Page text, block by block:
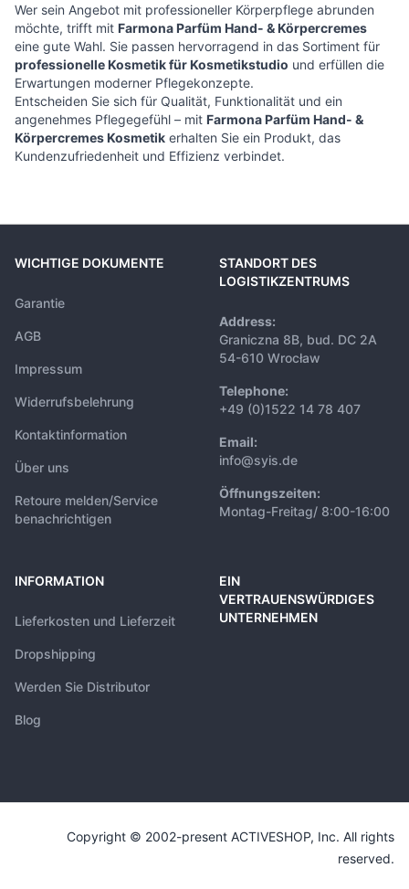
Wer sein Angebot mit professioneller Körperpflege abrunden
möchte, trifft mit Farmona Parfüm Hand- & Körpercremes
eine gute Wahl. Sie passen hervorragend in das Sortiment für
professionelle Kosmetik für Kosmetikstudio und erfüllen die
Erwartungen moderner Pflegekonzepte.
Entscheiden Sie sich für Qualität, Funktionalität und ein
angenehmes Pflegegefühl – mit Farmona Parfüm Hand- &
Körpercremes Kosmetik erhalten Sie ein Produkt, das
Kundenzufriedenheit und Effizienz verbindet.
WICHTIGE DOKUMENTE
Garantie
AGB
Impressum
Widerrufsbelehrung
Kontaktinformation
Über uns
Retoure melden/Service
benachrichtigen
STANDORT DES
LOGISTIKZENTRUMS
Address:
Graniczna 8B, bud. DC 2A
54-610 Wrocław
Telephone:
+49 (0)1522 14 78 407
Email:
info@syis.de
Öffnungszeiten:
Montag-Freitag/ 8:00-16:00
INFORMATION
Lieferkosten und Lieferzeit
Dropshipping
Werden Sie Distributor
Blog
EIN
VERTRAUENSWÜRDIGES
UNTERNEHMEN
Copyright © 2002-present ACTIVESHOP, Inc. All rights
reserved.